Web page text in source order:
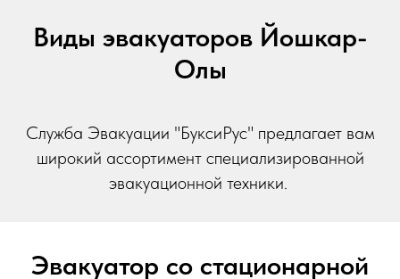
Виды эвакуаторов Йошкар-
Олы
Служба Эвакуации "БуксиРус" предлагает вам
широкий ассортимент специализированной
эвакуационной техники.
Эвакуатор со стационарной